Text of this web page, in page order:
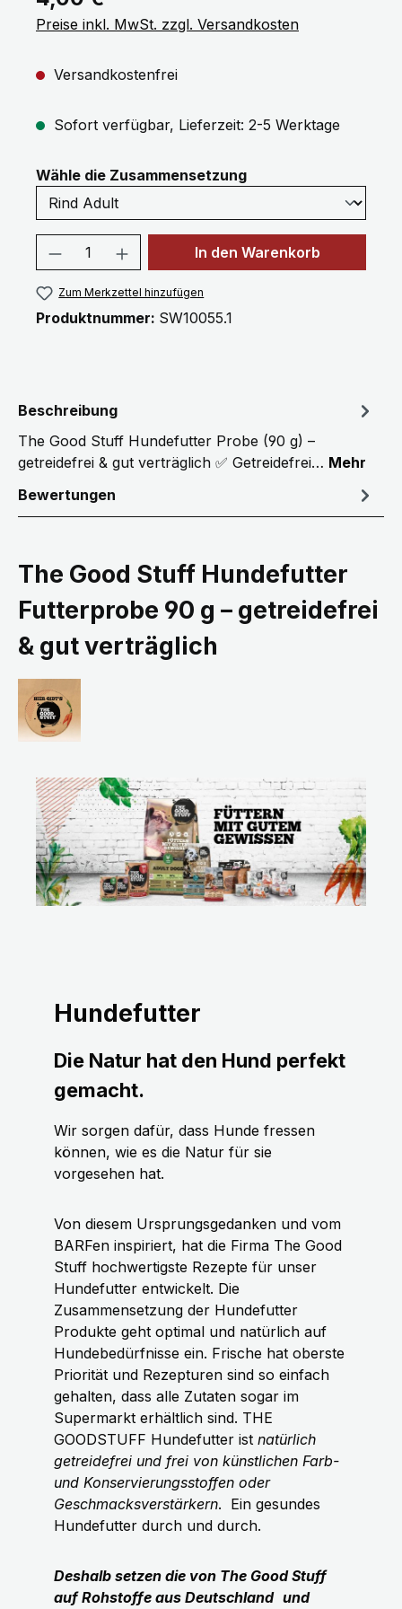
Preise inkl. MwSt. zzgl. Versandkosten
Versandkostenfrei
Sofort verfügbar, Lieferzeit: 2-5 Werktage
Wähle die Zusammensetzungauswählen
Produkt Anzahl: Gib den
In den Warenkorb
Zum Merkzettel hinzufügen
Produktnummer: SW10055.1
Beschreibung
The Good Stuff Hundefutter Probe (90 g) –
getreidefrei & gut verträglich ✅ Getreidefrei… Mehr
Bewertungen
The Good Stuff Hundefutter
Futterprobe 90 g – getreidefrei
& gut verträglich
Hundefutter
Die Natur hat den Hund perfekt
gemacht.
Wir sorgen dafür, dass Hunde fressen
können, wie es die Natur für sie
vorgesehen hat.
Von diesem Ursprungsgedanken und vom
BARFen inspiriert, hat die Firma The Good
Stuff hochwertigste Rezepte für unser
Hundefutter entwickelt. Die
Zusammensetzung der Hundefutter
Produkte geht optimal und natürlich auf
Hundebedürfnisse ein. Frische hat oberste
Priorität und Rezepturen sind so einfach
gehalten, dass alle Zutaten sogar im
Supermarkt erhältlich sind. THE
GOODSTUFF Hundefutter ist natürlich
getreidefrei und frei von künstlichen Farb-
und Konservierungsstoffen oder
Geschmacksverstärkern. Ein gesundes
Hundefutter durch und durch.
Deshalb setzen die von The Good Stuff
auf Rohstoffe aus Deutschland und